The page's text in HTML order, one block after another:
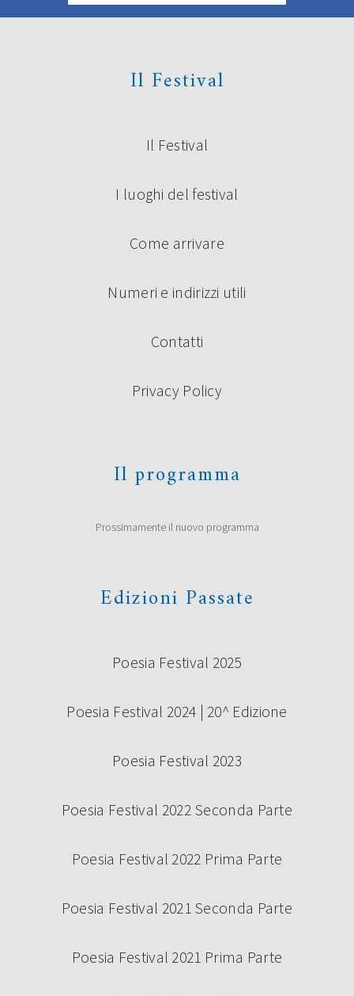
Il Festival
Il Festival
I luoghi del festival
Come arrivare
Numeri e indirizzi utili
Contatti
Privacy Policy
Il programma
Prossimamente il nuovo programma
Edizioni Passate
Poesia Festival 2025
Poesia Festival 2024 | 20^ Edizione
Poesia Festival 2023
Poesia Festival 2022 Seconda Parte
Poesia Festival 2022 Prima Parte
Poesia Festival 2021 Seconda Parte
Poesia Festival 2021 Prima Parte